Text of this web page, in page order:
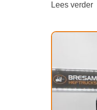
Lees verder